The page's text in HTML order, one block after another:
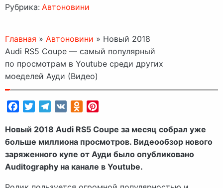
Рубрика: Автоновини
Главная » Автоновини » Новый 2018
Audi RS5 Coupe — самый популярный
по просмотрам в Youtube среди других
моеделей Ауди (Видео)
FacebookTwitterTelegram
VK Odnoklassniki
Новый 2018 Audi RS5 Coupe за месяц собрал уже
больше миллиона просмотров. Видеообзор нового
заряженного купе от Ауди было опубликовано
Auditography на канале в Youtube.